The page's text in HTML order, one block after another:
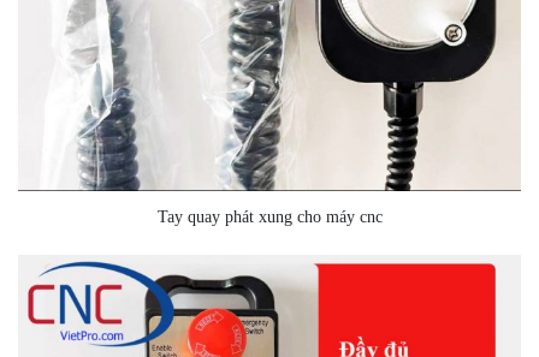
Tay quay phát xung cho máy cnc